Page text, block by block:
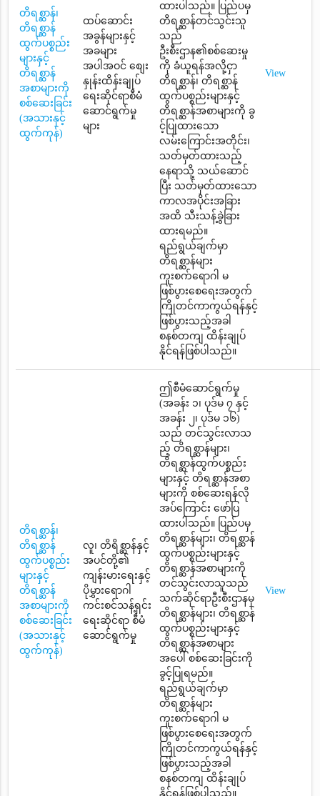
တိရစ္ဆာန်၊
တိရစ္ဆာန်
ထွက်ပစ္စည်း
များနှင့်
တိရစ္ဆာန်
အစာများကို
စစ်ဆေးခြင်း
(အသားနှင့်
ထွက်ကုန်)
ထပ်ဆောင်း
အခွန်များနှင့်
အခများ
အပါအဝင် စျေး
နှုန်းထိန်းချုပ်
ရေးဆိုင်ရာစီမံ
ဆောင်ရွက်မှု
များ
ထားပါသည်။ ပြည်ပမှ
တိရစ္ဆာန်တင်သွင်းသူ
သည်
ဦးစီးဌာန၏စစ်ဆေးမှု
ကို ခံယူရန်အလို့ငှာ
တိရစ္ဆာန်၊ တိရစ္ဆာန်
ထွက်ပစ္စည်းများနှင့်
တိရစ္ဆာန်အစာများကို ခွ
င့်ပြုထားသော
လမ်းကြောင်းအတိုင်း၊
သတ်မှတ်ထားသည့်
နေရာသို့ သယ်ဆောင်
ပြီး သတ်မှတ်ထားသော
ကာလအပိုင်းအခြား
အထိ သီးသန့်ခွဲခြား
ထားရမည်။
ရည်ရွယ်ချက်မှာ
တိရစ္ဆာန်များ
ကူးစက်ရောဂါ မ
ဖြစ်ပွားစေရေးအတွက်
ကြိုတင်ကာကွယ်ရန်နှင့်
ဖြစ်ပွားသည့်အခါ
စနစ်တကျ ထိန်းချုပ်
နိုင်ရန်ဖြစ်ပါသည်။
View
တိရစ္ဆာန်၊
တိရစ္ဆာန်
ထွက်ပစ္စည်း
များနှင့်
တိရစ္ဆာန်
အစာများကို
စစ်ဆေးခြင်း
(အသားနှင့်
ထွက်ကုန်)
လူ၊ တိရိစ္ဆာန်နှင့်
အပင်တို့၏
ကျန်းမားရေးနှင့်
ပိုမွှားရောဂါ
ကင်းစင်သန့်ရှင်း
ရေးဆိုင်ရာ စီမံ
ဆောင်ရွက်မှု
ဤစီမံဆောင်ရွက်မှု
(အခန်း ၁၊ ပုဒ်မ ၇ နှင့်
အခန်း ၂၊ ပုဒ်မ ၁၆)
သည် တင်သွင်းလာသ
ည့် တိရစ္ဆာန်များ၊
တိရစ္ဆာန်ထွက်ပစ္စည်း
များနှင့် တိရစ္ဆာန်အစာ
များကို စစ်ဆေးရန်လို
အပ်ကြောင်း ဖော်ပြ
ထားပါသည်။ ပြည်ပမှ
တိရစ္ဆာန်များ၊ တိရစ္ဆာန်
ထွက်ပစ္စည်းများနှင့်
တိရစ္ဆာန်အစာများကို
တင်သွင်းလာသူသည်
သက်ဆိုင်ရာဦးစီးဌာနမှ
တိရစ္ဆာန်များ၊ တိရစ္ဆာန်
ထွက်ပစ္စည်းများနှင့်
တိရစ္ဆာန်အစာများ
အပေါ် စစ်ဆေးခြင်းကို
ခွင့်ပြုရမည်။
ရည်ရွယ်ချက်မှာ
တိရစ္ဆာန်များ
ကူးစက်ရောဂါ မ
ဖြစ်ပွားစေရေးအတွက်
ကြိုတင်ကာကွယ်ရန်နှင့်
ဖြစ်ပွားသည့်အခါ
စနစ်တကျ ထိန်းချုပ်
နိုင်ရန်ဖြစ်ပါသည်။
View